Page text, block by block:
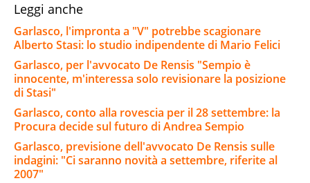
Leggi anche
Garlasco, l'impronta a "V" potrebbe scagionare
Alberto Stasi: lo studio indipendente di Mario Felici
Garlasco, per l'avvocato De Rensis "Sempio è
innocente, m'interessa solo revisionare la posizione
di Stasi"
Garlasco, conto alla rovescia per il 28 settembre: la
Procura decide sul futuro di Andrea Sempio
Garlasco, previsione dell'avvocato De Rensis sulle
indagini: "Ci saranno novità a settembre, riferite al
2007"